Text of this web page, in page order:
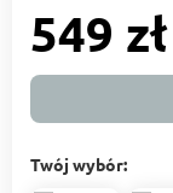
549 zł
Twój wybór: